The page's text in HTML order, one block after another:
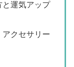
と運気アップ
クセサリー